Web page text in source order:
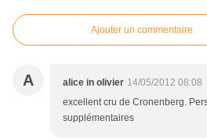
Ajouter un commentaire
A alice in olivier 14/05/2012 08:08
excellent cru de Cronenberg.
supplémentaires